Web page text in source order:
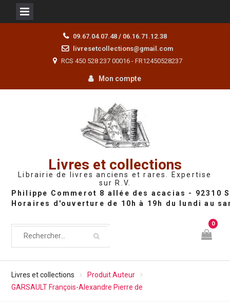
09.67.04.07.48 / 06.16.71.12.38
livresetcollections@gmail.com
RCS 450 528 237 00016 - FR12450528237
Mon compte
Livres et collections
Librairie de livres anciens et rares. Expertise
sur R.V.
0
Livres et collections
Produit Auteur
GARSAULT François-Alexandre Pierre de